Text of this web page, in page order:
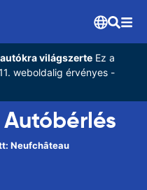
világszerteEz a
weboldalig érvényes -
Neufchâteau